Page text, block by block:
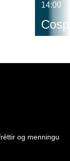
14:00
og menningu